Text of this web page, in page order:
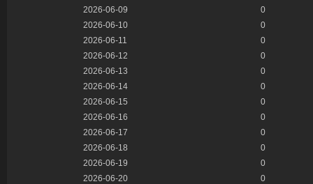
2026-06-09
0
2026-06-10
0
2026-06-11
0
2026-06-12
0
2026-06-13
0
2026-06-14
0
2026-06-15
0
2026-06-16
0
2026-06-17
0
2026-06-18
0
2026-06-19
0
2026-06-20
0